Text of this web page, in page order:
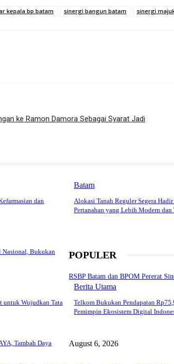
kepala bp batam sinergi bangun batam sinergi
ke Ramon Damora Sebagai Syarat Jadi
dan
Batam
Alokasi Tanah Reguler Segera
Pertanahan yang Lebih Modern dan
Nasional, Bukukan
untuk Wujudkan Tata
Berita Utama
Telkom Bukukan Pendapatan
Pemimpin Ekosistem Digital
Tambah Daya
POPULER
RSBP Batam dan BPOM Pererat
August 6, 2026